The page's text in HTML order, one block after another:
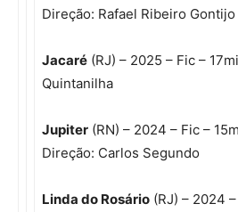
Direção: Rafael Ribeiro Gontijo
Jacaré (RJ) – 2025 – Fic –
Quintanilha
Jupiter (RN) – 2024 – Fic –
Direção: Carlos Segundo
Linda do Rosário (RJ) – 2024